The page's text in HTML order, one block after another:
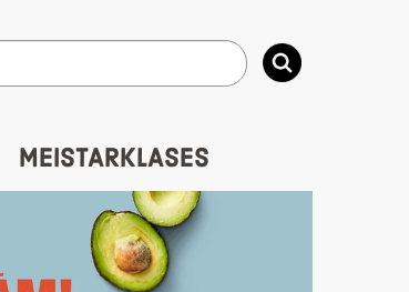
MEISTARKLASES